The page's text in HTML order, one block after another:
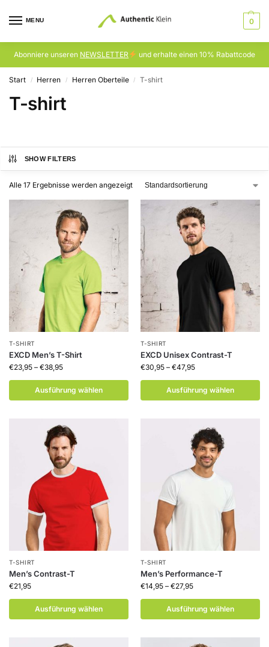
MENU 0
Abonniere unseren NEWSLETTER und erhalte einen 10% Rabattcode
Start / Herren / Herren Oberteile / T-shirt
T-shirt
SHOW FILTERS
Alle 17 Ergebnisse werden angezeigt
T-SHIRT
EXCD Men’s T-Shirt
€23,95 – €38,95
Ausführung wählen
T-SHIRT
EXCD Unisex Contrast-T
€30,95 – €47,95
Ausführung wählen
T-SHIRT
Men’s Contrast-T
€21,95
Ausführung wählen
T-SHIRT
Men’s Performance-T
€14,95 – €27,95
Ausführung wählen